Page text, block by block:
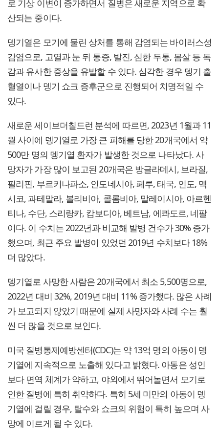
로 기상 이변이 증가하면서 질병은 새로운 지역으로 확
산되는 중이다.
뎅기열은 모기에 물린 상처를 통해 감염되는 바이러스성
감염으로, 고열과 눈 뒤 통증, 발진, 심한 두통, 몸살 등 독
감과 유사한 증상을 유발할 수 있다. 심각한 경우 뎅기 출
혈열이나 뎅기 쇼크 증후군으로 진행되어 치명적일 수
있다.
새로운 세이브더칠드런 분석에 따르면, 2023년 1월과 11
월 사이에 뎅기열로 가장 큰 피해를 당한 20개국에서 약
500만 명의 뎅기열 환자가 발생한 것으로 나타났다. 사
망자가 가장 많이 보고된 20개국은 방글라데시, 브라질,
필리핀, 부르키나파소, 인도네시아, 페루, 태국, 인도, 멕
시코, 과테말라, 볼리비아, 콜롬비아, 말레이시아, 아르헨
티나, 수단, 스리랑카, 캄보디아, 베트남, 에콰도르, 네팔
이다. 이 수치는 2022년과 비교해 발병 건수가 30% 증가
했으며, 최근 주요 발병이 있었던 2019년 수치보다 18%
더 많았다.
뎅기열로 사망한 사람은 20개국에서 최소 5,500명으로,
2022년 대비 32%, 2019년 대비 11% 증가했다. 많은 사례
가 보고되지 않았기 때문에 실제 사망자와 사례 수는 훨
씬 더 많을 것으로 보인다.
미국 질병통제예방센터(CDC)는 약 13억 명의 아동이 뎅
기열에 지속적으로 노출해 있다고 밝혔다. 아동은 성인
보다 면역 체계가 약하고, 야외에서 뛰어놀면서 모기로
인한 질병에 특히 취약하다. 특히 5세 미만의 아동이 뎅
기열에 걸릴 경우, 탈수와 쇼크의 위험이 특히 높으며 사
망에 이르게 될 수 있다.